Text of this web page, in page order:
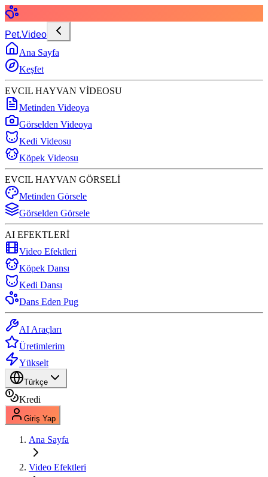
Pet.Video
Ana Sayfa
Keşfet
EVCIL HAYVAN VİDEOSU
Metinden Videoya
Görselden Videoya
Kedi Videosu
Köpek Videosu
EVCIL HAYVAN GÖRSELİ
Metinden Görsele
Görselden Görsele
AI EFEKTLERİ
Video Efektleri
Köpek Dansı
Kedi Dansı
Dans Eden Pug
AI Araçları
Üretimlerim
Yükselt
Türkçe
Kredi
Giriş Yap
Ana Sayfa
Video Efektleri